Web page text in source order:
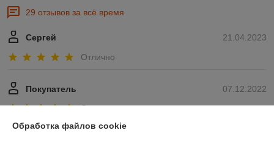
29 отзывов за всё время
21.04.2023
Сергей
Отлично
07.12.2022
Покупатель
Отлично
Показать все отзывы
Обработка файлов cookie